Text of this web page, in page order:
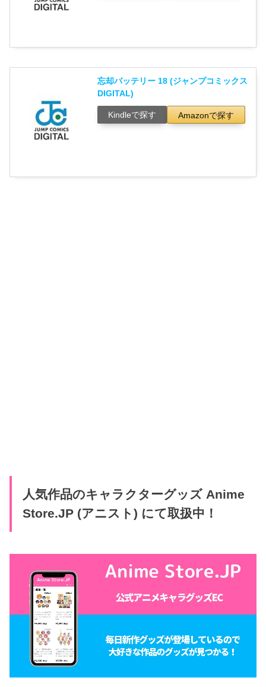
忘却バッテリー 18 (ジャンプコミックス
DIGITAL)
Kindleで探す Amazonで探す
人気作品のキャラクターグッズ Anime
Store.JP (アニスト) にて取扱中！